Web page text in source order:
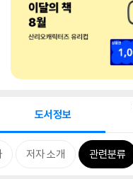
도서정보
저자 소개 관련분류